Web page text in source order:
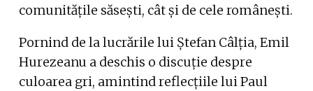
comunitățile săsești, cât și de cele românești.
Pornind de la lucrările lui Ștefan Câlția, Emil
Hurezeanu a deschis o discuție despre
culoarea gri, amintind reflecțiile lui Paul